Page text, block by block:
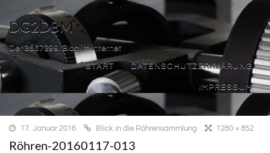
DG2DBM
Der 3567399. Blog im Internet
START DATENSCHUTZERKLÄRUNG
IMPRESSUM
17. Januar 2016 Blick in die Röhrensammlung 1280 × 852
Röhren-20160117-013